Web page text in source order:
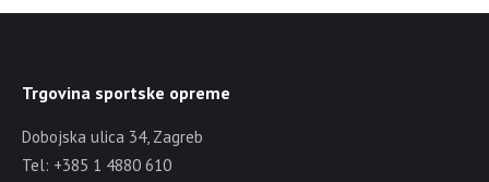
Trgovina sportske opreme
Dobojska ulica 34, Zagreb
Tel: +385 1 4880 610